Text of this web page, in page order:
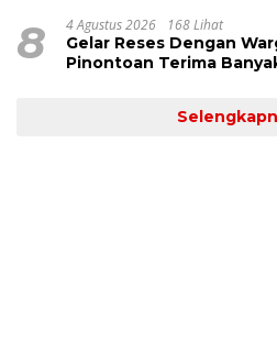
8 4 Agustus 2026 168 Lihat
Gelar Reses Dengan
Pinontoan Terima